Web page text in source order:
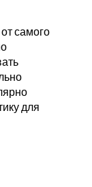
самого
для